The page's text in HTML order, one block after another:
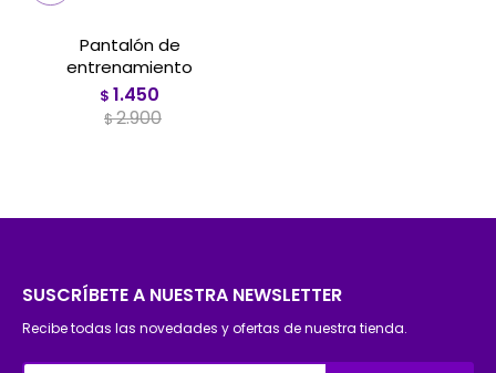
Pantalón de
entrenamiento
$ 1.450
$2.900
SUSCRÍBETE A NUESTRA NEWSLETTER
Recibe todas las novedades y ofertas de nuestra tienda.